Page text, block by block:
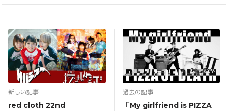
新しい記事
red cloth 22nd
過去の記事
「My girlfriend is PIZZA